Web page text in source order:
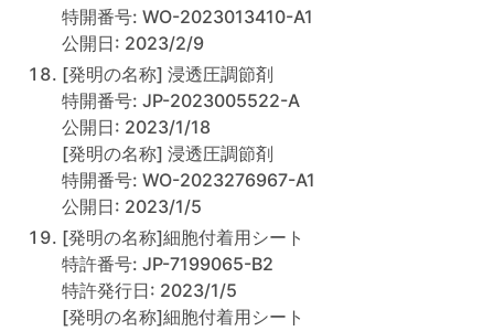
特開番号: WO-2023013410-A1
公開日: 2023/2/9
[発明の名称] 浸透圧調節剤
特開番号: JP-2023005522-A
公開日: 2023/1/18
[発明の名称] 浸透圧調節剤
特開番号: WO-2023276967-A1
公開日: 2023/1/5
[発明の名称]細胞付着用シート
特許番号: JP-7199065-B2
特許発行日: 2023/1/5
[発明の名称]細胞付着用シート